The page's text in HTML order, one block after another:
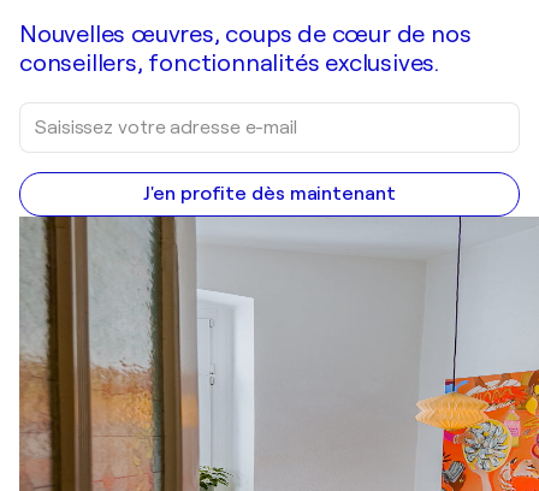
Nouvelles œuvres, coups de cœur de nos
conseillers, fonctionnalités exclusives.
J'en profite dès maintenant